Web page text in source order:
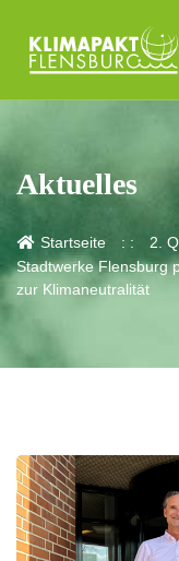
Aktuelles
Startseite
2.
Stadtwerke Flensburg
zur Klimaneutralität